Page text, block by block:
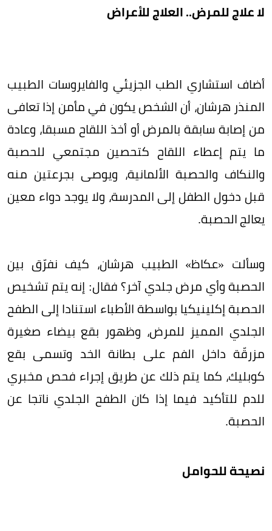
لا علاج للمرض.. العلاج للأعراض
أضاف استشاري الطب الجزيئي والفايروسات الطبيب
المنذر هرشان، أن الشخص يكون في مأمن إذا تعافى
من إصابة سابقة بالمرض أو أخذ اللقاح مسبقا، وعادة
ما يتم إعطاء اللقاح كتحصين مجتمعي للحصبة
والنكاف والحصبة الألمانية، ويوصى بجرعتين منه
قبل دخول الطفل إلى المدرسة، ولا يوجد دواء معين
يعالج الحصبة.
وسألت «عكاظ» الطبيب هرشان، كيف نفرّق بين
الحصبة وأي مرض جلدي آخر؟ فقال: إنه يتم تشخيص
الحصبة إكلينيكيا بواسطة الأطباء استنادا إلى الطفح
الجلدي المميز للمرض، وظهور بقع بيضاء صغيرة
مزرقّة داخل الفم على بطانة الخد وتسمى بقع
كوبليك، كما يتم ذلك عن طريق إجراء فحص مخبري
للدم للتأكيد فيما إذا كان الطفح الجلدي ناتجا عن
الحصبة.
نصيحة للحوامل